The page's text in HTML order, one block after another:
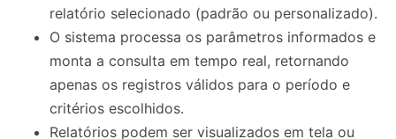
relatório selecionado (padrão ou personalizado).
O sistema processa os parâmetros informados e
monta a consulta em tempo real, retornando
apenas os registros válidos para o período e
critérios escolhidos.
Relatórios podem ser visualizados em tela ou